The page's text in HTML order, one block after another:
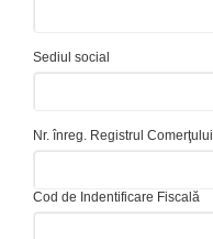
Sediul social
Nr. înreg. Registrul Comerţului
Cod de Indentificare Fiscală